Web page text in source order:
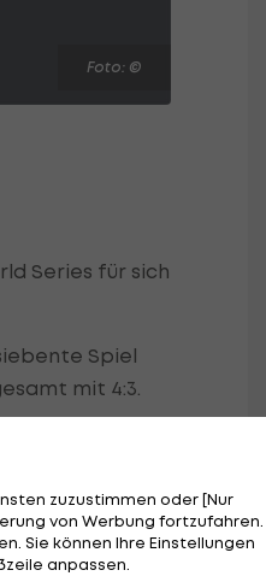
Foto: ©
Series für sich
Spiel
mit 4:3.
World Series
NY Yankees)
Team aus
zuzustimmen oder [Nur
von Werbung fortzufahren.
Sie können Ihre Einstellungen
anpassen.